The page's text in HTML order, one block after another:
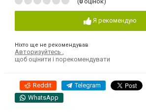
Я рекомендую
Ніхто ще не рекомендував
Авторизуйтесь
щоб оцінити і порекомендувати
Reddit Telegram
WhatsApp